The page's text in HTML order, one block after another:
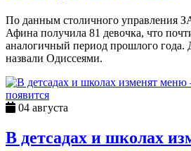
По данным столичного управления
Афина получила 81 девочка, что
аналогичный период прошлого года.
назвали Одиссеями.
04 августа
В детсадах и школах